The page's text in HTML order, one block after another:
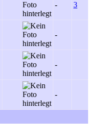
- 3
-
-
-